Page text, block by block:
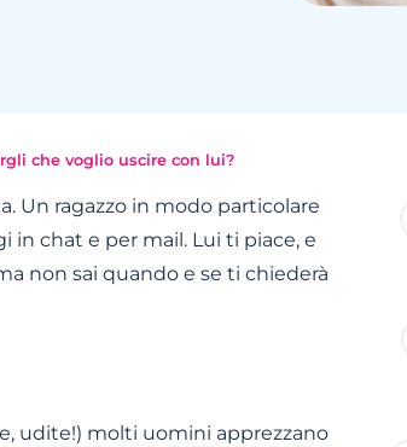
che voglio uscire con lui?
Un ragazzo in modo particolare
in chat e per mail. Lui ti piace, e
non sai quando e se ti chiederà
udite!) molti uomini apprezzano